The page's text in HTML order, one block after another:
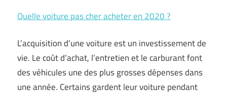
Quelle voiture pas cher acheter en 2020 ?
L’acquisition d’une voiture est un investissement de
vie. Le coût d’achat, l’entretien et le carburant font
des véhicules une des plus grosses dépenses dans
une année. Certains gardent leur voiture pendant